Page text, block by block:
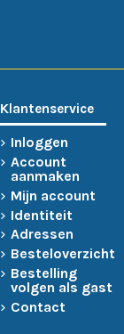
Klantenservice
Inloggen
Account
aanmaken
Mijn account
Identiteit
Adressen
Besteloverzicht
Bestelling
volgen als gast
Contact